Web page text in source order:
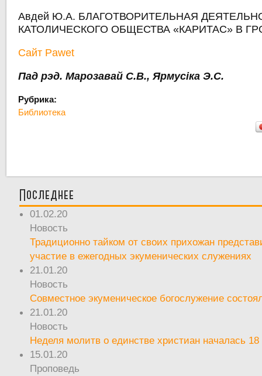
Авдей Ю.А. БЛАГОТВОРИТЕЛЬНАЯ
КАТОЛИЧЕСКОГО ОБЩЕСТВА «КАРИТАС» В
Сайт Pawet
Пад рэд. Марозавай С.В., Ярмусіка Э.С.
Рубрика:
Библиотека
Последнее
01.02.20
Новость
Традиционно тайком от своих прихожан
участие в ежегодных экуменических служениях
21.01.20
Новость
Совместное экуменическое богослужение
21.01.20
Новость
Неделя молитв о единстве христиан началась 18
15.01.20
Проповедь